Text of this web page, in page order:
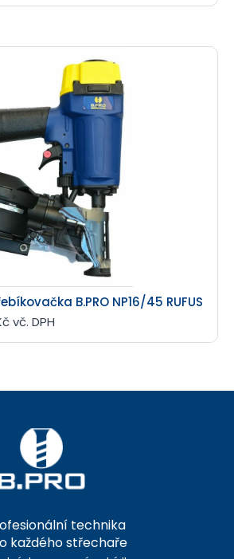
B.PRO NP16/45 RUFUS
vč. DPH
technika
každého střechaře